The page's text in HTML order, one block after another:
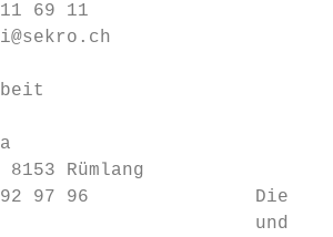
69 11
Rümlang
97 96               Die
und in